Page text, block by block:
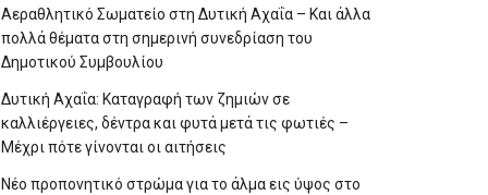
Αεραθλητικό Σωματείο στη Δυτική Αχαΐα – Και άλλα
πολλά θέματα στη σημερινή συνεδρίαση του
Δημοτικού Συμβουλίου
Δυτική Αχαΐα: Καταγραφή των ζημιών σε
καλλιέργειες, δέντρα και φυτά μετά τις φωτιές –
Μέχρι πότε γίνονται οι αιτήσεις
Νέο προπονητικό στρώμα για το άλμα εις ύψος στο